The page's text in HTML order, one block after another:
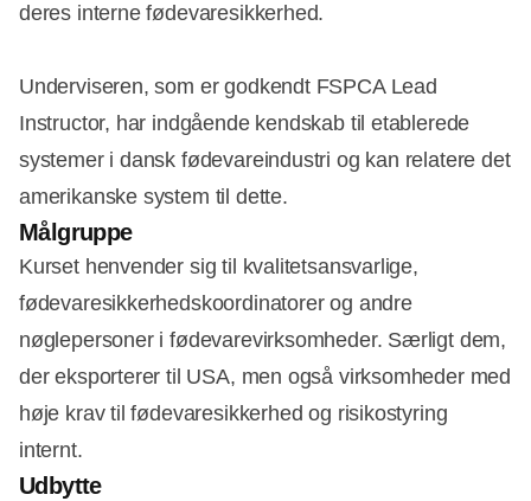
deres interne fødevaresikkerhed.
Underviseren, som er godkendt FSPCA Lead
Instructor, har indgående kendskab til etablerede
systemer i dansk fødevareindustri og kan relatere det
amerikanske system til dette.
Målgruppe
Kurset henvender sig til kvalitetsansvarlige,
fødevaresikkerhedskoordinatorer og andre
nøglepersoner i fødevarevirksomheder. Særligt dem,
der eksporterer til USA, men også virksomheder med
høje krav til fødevaresikkerhed og risikostyring
internt.
Udbytte